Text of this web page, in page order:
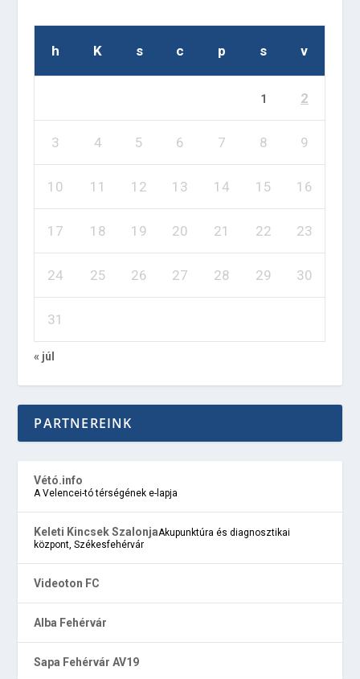
h K s c p s v
1 2
3 4 5 6 7 8 9
10 11 12 13 14 15 16
17 18 19 20 21 22 23
24 25 26 27 28 29 30
31
« júl
PARTNEREINK
Vétó.info
A Velencei-tó térségének e-lapja
Keleti Kincsek SzalonjaAkupunktúra és diagnosztikai
központ, Székesfehérvár
Videoton FC
Alba Fehérvár
Sapa Fehérvár AV19